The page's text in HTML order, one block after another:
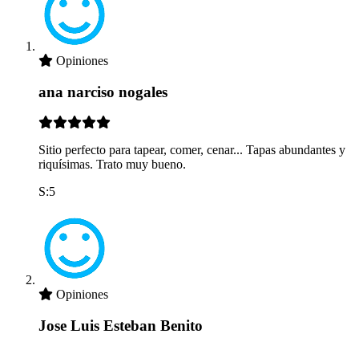
Opiniones
ana narciso nogales
Sitio perfecto para tapear, comer, cenar... Tapas abundantes y
riquísimas. Trato muy bueno.
S:5
Opiniones
Jose Luis Esteban Benito